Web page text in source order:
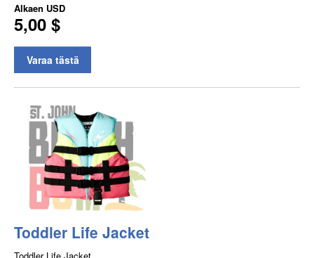
Alkaen USD
5,00 $
Varaa tästä
Toddler Life Jacket